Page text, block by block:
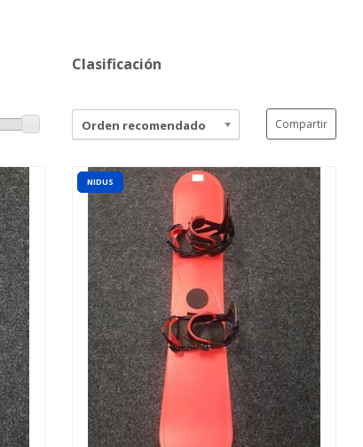
Clasificación
Orden recomendado Compartir
NIDUS